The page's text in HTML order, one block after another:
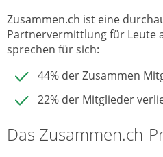
Zusammen.ch ist eine
Partnervermittlung für Leute
sprechen für sich:
44% der Zusammen
22% der Mitglieder
Das Zusammen.ch-